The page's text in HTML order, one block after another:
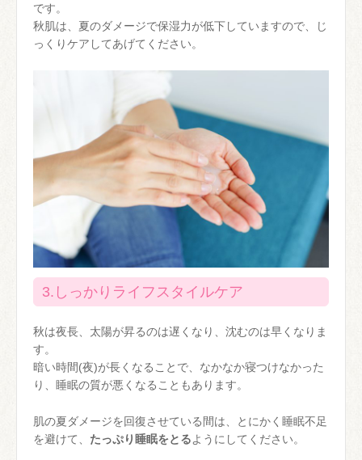
です。
秋肌は、夏のダメージで保湿力が低下していますので、じ
っくりケアしてあげてください。
3.しっかりライフスタイルケア
秋は夜長、太陽が昇るのは遅くなり、沈むのは早くなりま
す。
暗い時間(夜)が長くなることで、なかなか寝つけなかった
り、睡眠の質が悪くなることもあります。
肌の夏ダメージを回復させている間は、とにかく睡眠不足
を避けて、 たっぷり睡眠をとるようにしてください。